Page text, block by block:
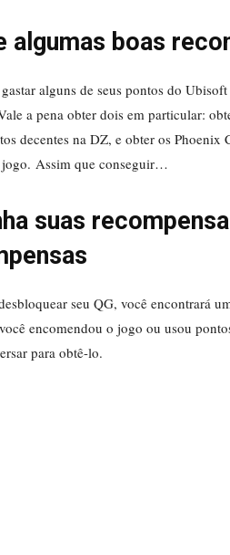
algumas boas
alguns de seus pontos do
a pena obter dois em particular:
decentes na DZ, e obter os
Assim que conseguir…
suas
seu QG, você encontrará
encomendou o jogo ou usou
para obtê-lo.